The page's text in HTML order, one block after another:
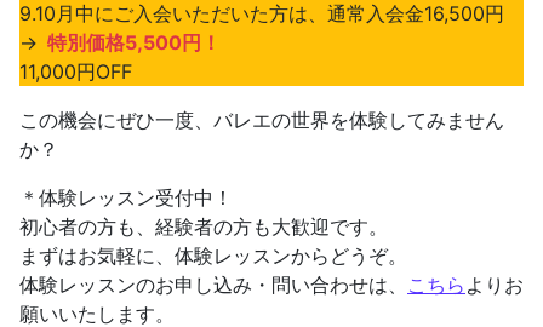
9.10月中にご入会いただいた方は、通常入会金16,500円
→ 特別価格5,500円！
11,000円OFF
この機会にぜひ一度、バレエの世界を体験してみません
か？
＊体験レッスン受付中！
初心者の方も、経験者の方も大歓迎です。
まずはお気軽に、体験レッスンからどうぞ。
体験レッスンのお申し込み・問い合わせは、 こちら よりお
願いいたします。